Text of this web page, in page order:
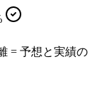
= 予想と実績の